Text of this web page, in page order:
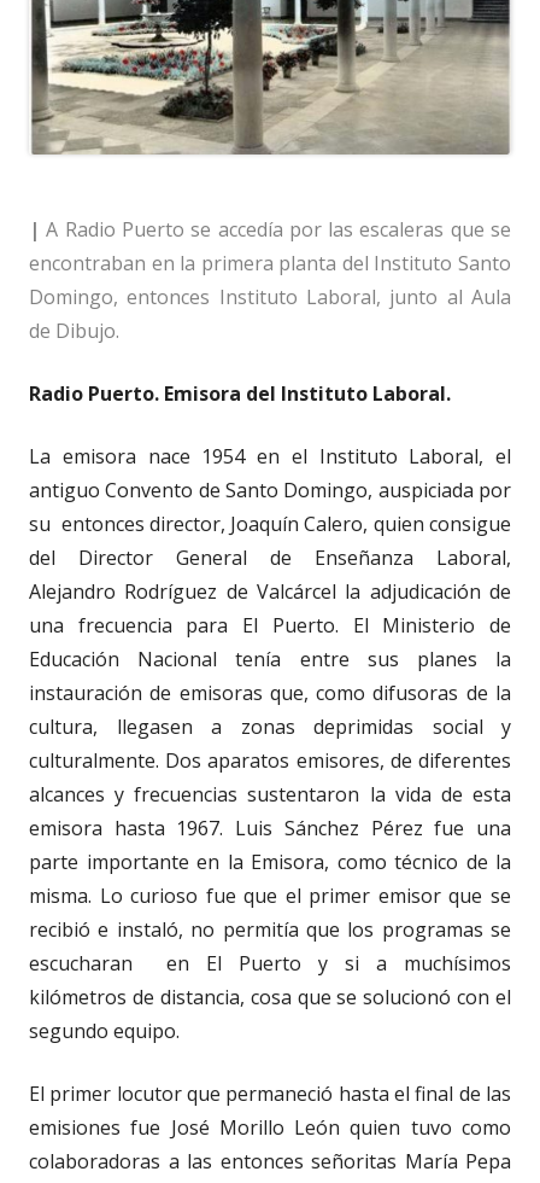
|A Radio Puerto se accedía por las escaleras que se
encontraban en la primera planta del Instituto Santo
Domingo, entonces Instituto Laboral, junto al Aula
de Dibujo.
Radio Puerto. Emisora del Instituto Laboral.
La emisora nace 1954 en el Instituto Laboral, el
antiguo Convento de Santo Domingo, auspiciada por
su entonces director, Joaquín Calero, quien consigue
del Director General de Enseñanza Laboral,
Alejandro Rodríguez de Valcárcel la adjudicación de
una frecuencia para El Puerto. El Ministerio de
Educación Nacional tenía entre sus planes la
instauración de emisoras que, como difusoras de la
cultura, llegasen a zonas deprimidas social y
culturalmente. Dos aparatos emisores, de diferentes
alcances y frecuencias sustentaron la vida de esta
emisora hasta 1967. Luis Sánchez Pérez fue una
parte importante en la Emisora, como técnico de la
misma. Lo curioso fue que el primer emisor que se
recibió e instaló, no permitía que los programas se
escucharan
en El Puerto y si a muchísimos
kilómetros de distancia, cosa que se solucionó con el
segundo equipo.
El primer locutor que permaneció hasta el final de las
emisiones fue José Morillo León quien tuvo como
colaboradoras a las entonces señoritas María Pepa